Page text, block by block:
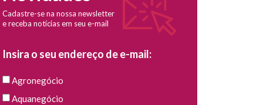
Cadastre-se na nossa newsletter
e receba notícias em seu e-mail
Insira o seu endereço de e-mail:
Agronegócio
Aquanegócio